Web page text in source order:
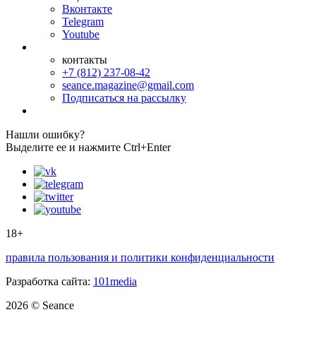
Вконтакте
Telegram
Youtube
контакты
+7 (812) 237-08-42
seance.magazine@gmail.com
Подписаться на рассылку
Нашли ошибку?
Выделите ее и нажмите Ctrl+Enter
18+
правила пользования и политики конфиденциальности
Разработка сайта: 101media
2026 © Seance